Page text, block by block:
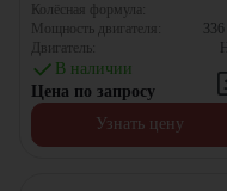
Колёсная формула:
Мощность двигателя:
336
Двигатель:
В наличии
Цена по запросу
Узнать цену